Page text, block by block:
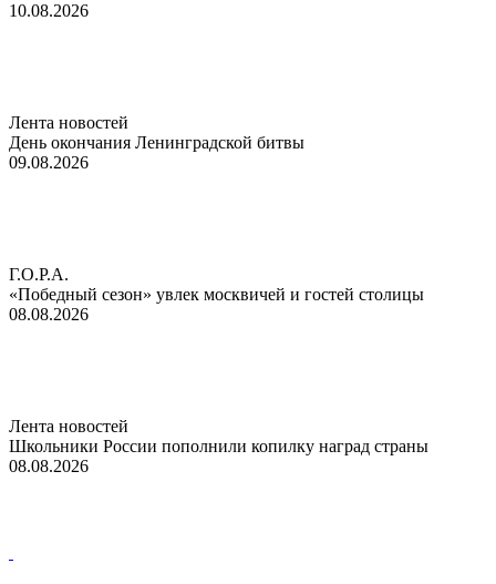
10.08.2026
Лента новостей
День окончания Ленинградской битвы
09.08.2026
Г.О.Р.А.
«Победный сезон» увлек москвичей и гостей столицы
08.08.2026
Лента новостей
Школьники России пополнили копилку наград страны
08.08.2026